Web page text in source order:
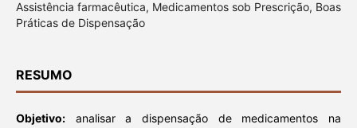
Assistência farmacêutica, Medicamentos sob Prescrição, Boas
Práticas de Dispensação
RESUMO
Objetivo:analisar a dispensação de medicamentos na